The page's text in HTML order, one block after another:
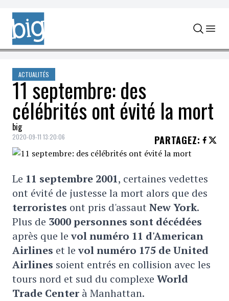
Skip to content
ACTUALITÉS
11 septembre: des
célébrités ont évité la mort
big
2020-09-11 13:20:06 PARTAGEZ:
Le 11 septembre 2001, certaines vedettes
ont évité de justesse la mort alors que des
terroristes ont pris d'assaut New York.
Plus de 3000 personnes sont décédées
après que levol numéro 11 d'American
Airlines et levol numéro 175 de United
Airlines soient entrés en collision avec les
tours nord et sud du complexe World
Trade Center à Manhattan.